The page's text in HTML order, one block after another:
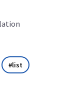
list